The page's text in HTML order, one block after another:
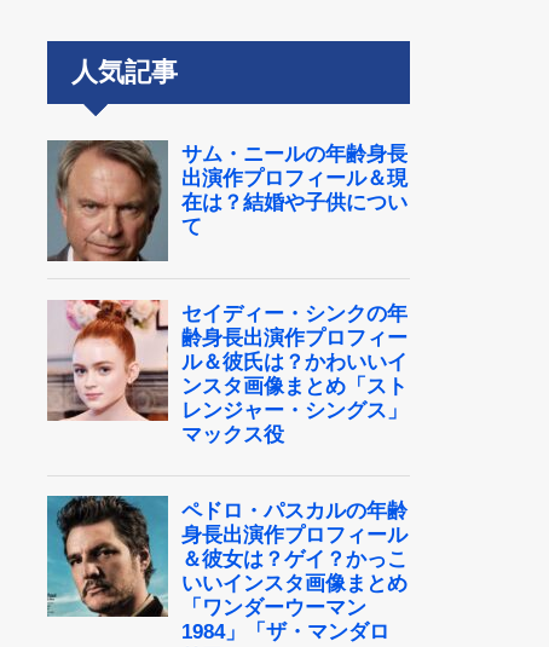
人気記事